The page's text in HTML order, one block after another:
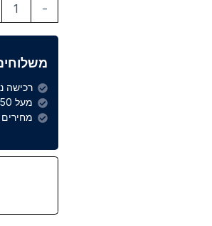
-
רכישה
מעל 50 שנות ייצור תכשיטים